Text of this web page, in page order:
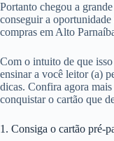
Portanto chegou a
conseguir a
compras em Alto
Com o intuito de que
ensinar a você leitor (a)
dicas. Confira agora
conquistar o cartão que
1. Consiga o cartão pré-